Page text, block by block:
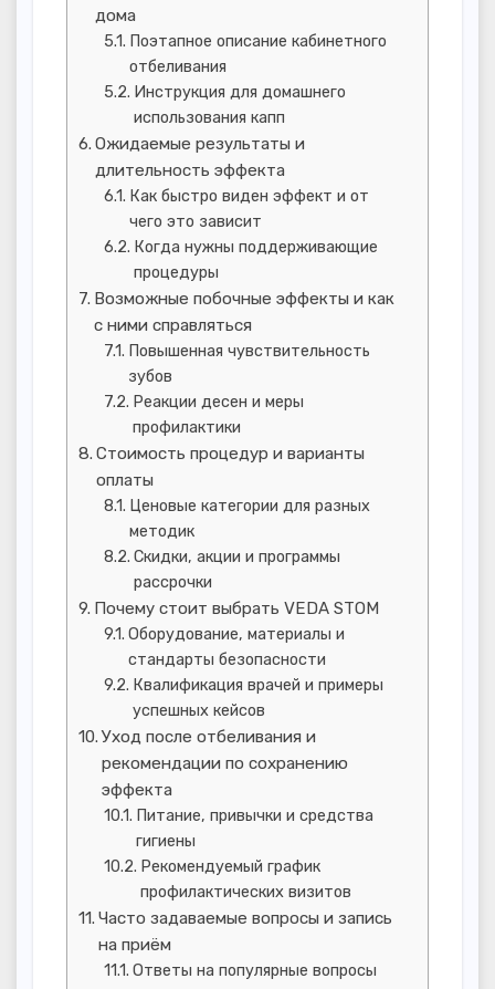
дома
Поэтапное описание кабинетного
отбеливания
Инструкция для домашнего
использования капп
Ожидаемые результаты и
длительность эффекта
Как быстро виден эффект и от
чего это зависит
Когда нужны поддерживающие
процедуры
Возможные побочные эффекты и как
с ними справляться
Повышенная чувствительность
зубов
Реакции десен и меры
профилактики
Стоимость процедур и варианты
оплаты
Ценовые категории для разных
методик
Скидки, акции и программы
рассрочки
Почему стоит выбрать VEDA STOM
Оборудование, материалы и
стандарты безопасности
Квалификация врачей и примеры
успешных кейсов
Уход после отбеливания и
рекомендации по сохранению
эффекта
Питание, привычки и средства
гигиены
Рекомендуемый график
профилактических визитов
Часто задаваемые вопросы и запись
на приём
Ответы на популярные вопросы